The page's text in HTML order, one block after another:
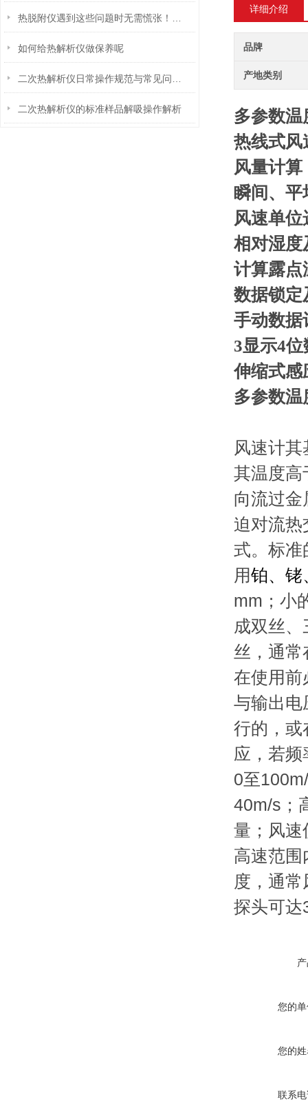
如何给热解析仪做保养呢
二次热解析仪的标准样品解吸操作解析
详细介绍
品牌
产地类别
多参数温
热线式风
风量计算
瞬间、
风速单
相对湿
计算露点
数据锁
手动数据
3显示4
伸缩式
多参数温
风速计
其温度高
向流过金
迫对流热
式。标准
用铂、 铑
mm；小
成双丝
丝，通常
在使用前
与输出电
行的，或
应，若
0至
40m/s；
量；风速
高速范围
度，通
探头可达
您的
您的
联系